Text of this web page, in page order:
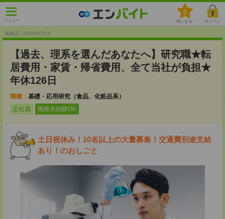
メニュー
0
気になる！ ログイン
掲載日 :2026/07/13
【過去、理系を選んだあなたへ】研究職★転
居費用・家賃・帰省費用、全て当社が負担★
年休126日
職種： 基礎・応用研究（食品、化粧品系）
正社員
職種未経験OK
土日祝休み！10名以上の大量募集！交通費別途支給
あり！のおしごと